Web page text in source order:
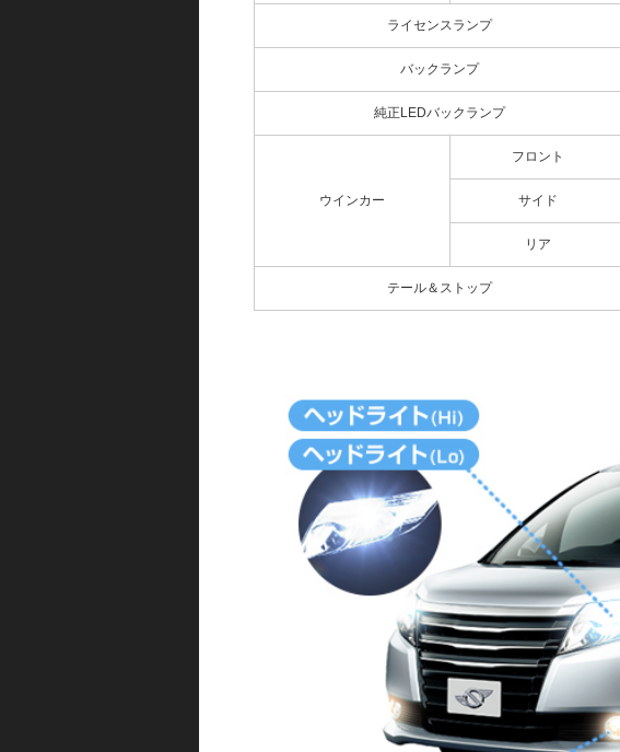
ライセンスランプ
バックランプ
純正LEDバックランプ
ウインカー
フロント
サイド
リア
テール＆ストップ